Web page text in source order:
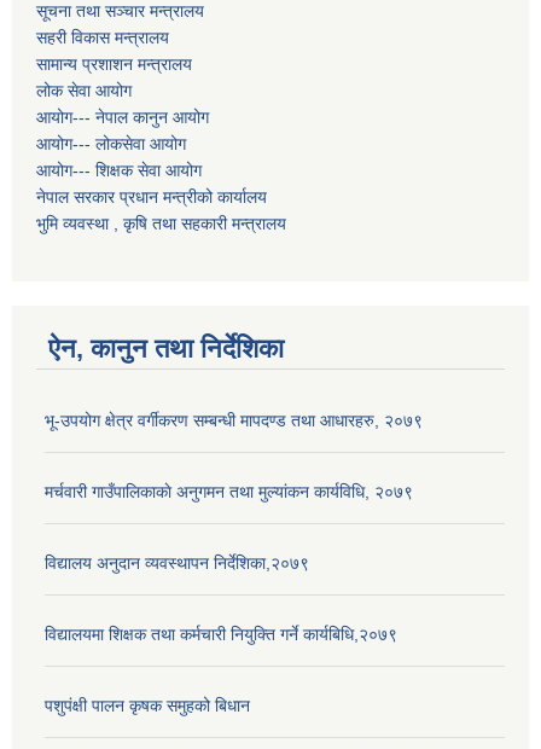
सूचना तथा सञ्चार मन्त्रालय
सहरी विकास मन्त्रालय
सामान्य प्रशाशन मन्त्रालय
लोक सेवा आयोग
आयोग--- नेपाल कानुन आयोग
आयोग--- लोकसेवा आयोग
आयोग--- शिक्षक सेवा आयोग
नेपाल सरकार प्रधान मन्त्रीको कार्यालय
भुमि व्यवस्था , कृषि तथा सहकारी मन्त्रालय
ऐन, कानुन तथा निर्देशिका
भू-उपयोग क्षेत्र वर्गीकरण सम्बन्धी मापदण्ड तथा आधारहरु, २०७९
मर्चवारी गाउँपालिकाकाे अनुगमन तथा मुल्यांकन कार्यविधि, २०७९
विद्यालय अनुदान व्यवस्थापन निर्देशिका,२०७९
विद्यालयमा शिक्षक तथा कर्मचारी नियुक्ति गर्ने कार्यबिधि,२०७९
पशुपंक्षी पालन कृषक समुहको बिधान